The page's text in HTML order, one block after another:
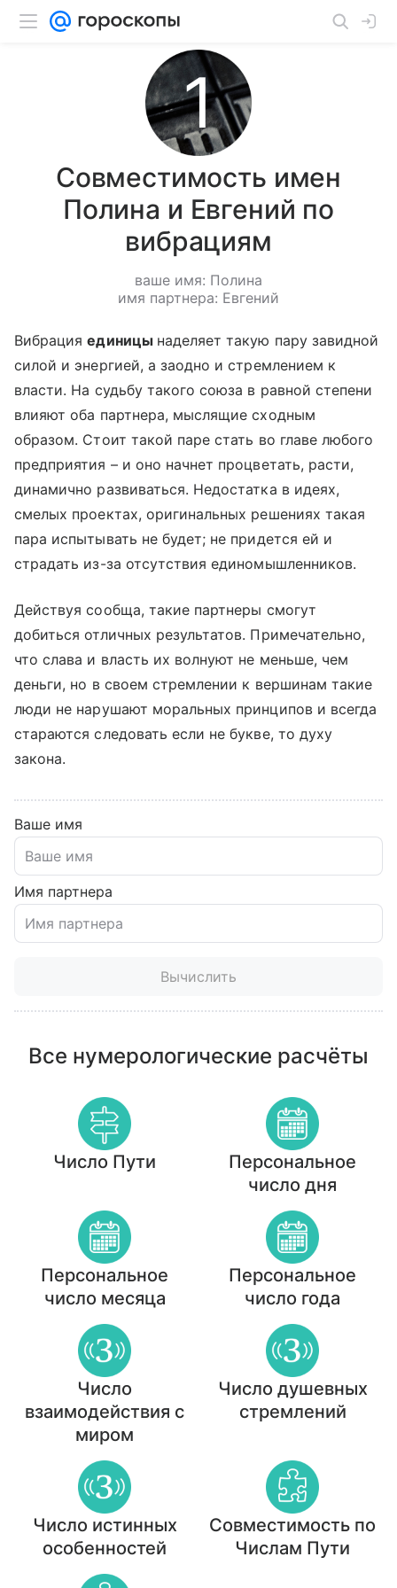
Совместимость имен
Полина и Евгений по
вибрациям
ваше имя: Полина
имя партнера: Евгений
Вибрацияединицы наделяет такую пару завидной
силой и энергией, а заодно и стремлением к
власти. На судьбу такого союза в равной степени
влияют оба партнера, мыслящие сходным
образом. Стоит такой паре стать во главе любого
предприятия – и оно начнет процветать, расти,
динамично развиваться. Недостатка в идеях,
смелых проектах, оригинальных решениях такая
пара испытывать не будет; не придется ей и
страдать из-за отсутствия единомышленников.
Действуя сообща, такие партнеры смогут
добиться отличных результатов. Примечательно,
что слава и власть их волнуют не меньше, чем
деньги, но в своем стремлении к вершинам такие
люди не нарушают моральных принципов и всегда
стараются следовать если не букве, то духу
закона.
Ваше имя
Имя партнера
Вычислить
Все нумерологические расчёты
Число Пути
Персональное
число дня
Персональное
число месяца
Персональное
число года
Число
взаимодействия с
миром
Число душевных
стремлений
Число истинных
особенностей
Совместимость по
Числам Пути